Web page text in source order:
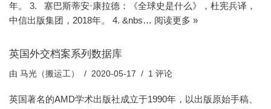
年。 3. 塞巴斯蒂安·康拉德：《全球史是什么》，杜宪兵译，
中信出版集团，2018年。 4. &nbs… 阅读更多 »
英国外交档案系列数据库
由 马光（搬运工） 2020-05-17 1 评论
英国著名的AMD学术出版社成立于1990年，以出版原始手稿、